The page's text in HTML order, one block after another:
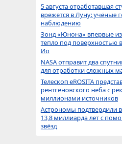
5 августа отработавшая
врежется в Луну: учёные
наблюдению
Зонд «Юнона» впервые
тепло под поверхностью
Ио
NASA отправит два
для отработки сложных
Телескоп eROSITA
рентгеновского неба с
миллионами источников
Астрономы подтвердили
13,8 миллиарда лет с
звёзд